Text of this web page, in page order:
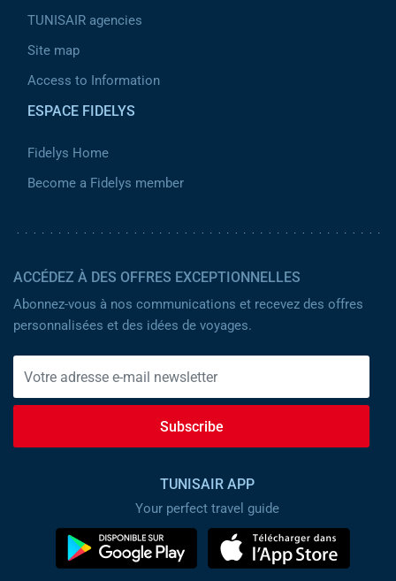
TUNISAIR agencies
Site map
Access to Information
ESPACE FIDELYS
Fidelys Home
Become a Fidelys member
ACCÉDEZ À DES OFFRES EXCEPTIONNELLES
Abonnez-vous à nos communications et recevez des offres
personnalisées et des idées de voyages.
Subscribe
TUNISAIR APP
Your perfect travel guide